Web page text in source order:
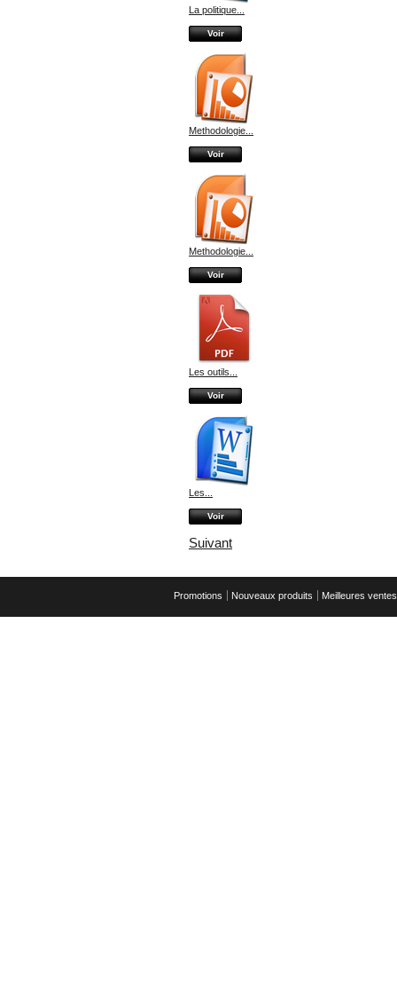
La politique...
Voir
Methodologie...
Voir
Methodologie...
Voir
Les outils...
Voir
Les...
Voir
Suivant
Promotions Nouveaux produits Meilleures ventes